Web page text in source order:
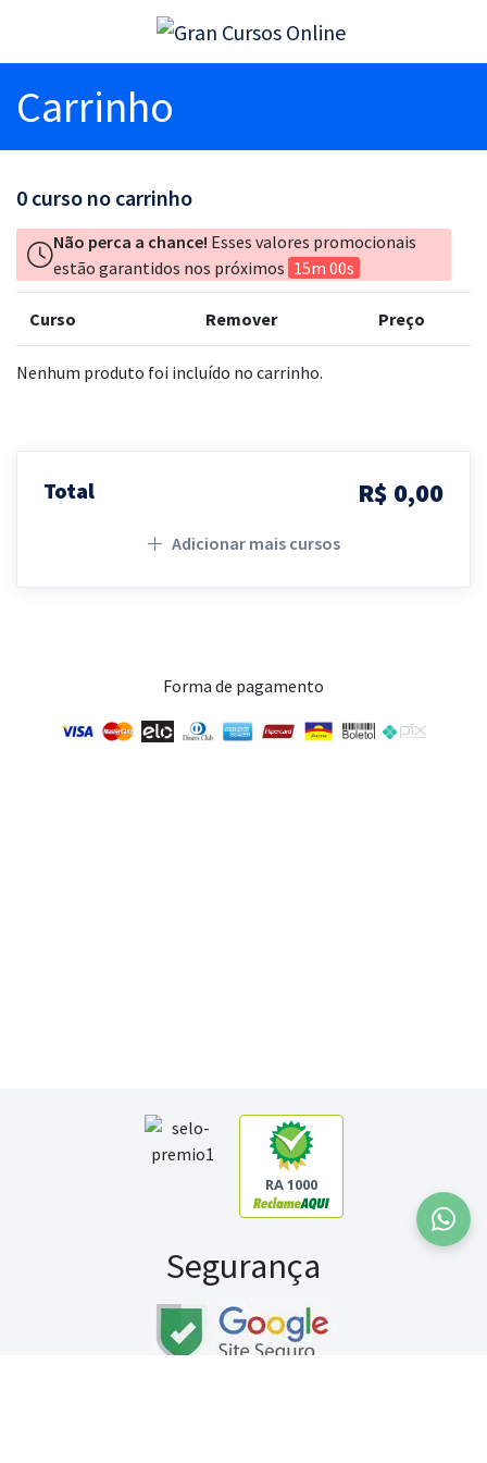
Carrinho
0 curso no carrinho
Não perca a chance! Esses valores promocionais
estão garantidos nos próximos 15m 00s
Curso Remover Preço
Nenhum produto foi incluído no carrinho.
Total R$ 0,00
Adicionar mais cursos
Forma de pagamento
RA 1000
Segurança